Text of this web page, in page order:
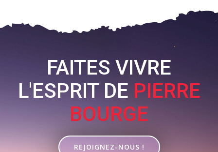
FAITES VIVRE
L'ESPRIT DE PIERRE
BOURGE
REJOIGNEZ-NOUS !